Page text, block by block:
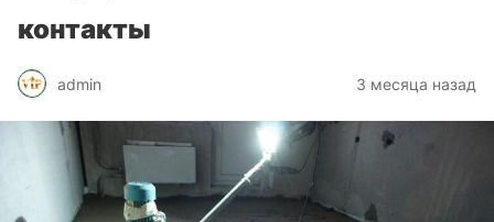
контакты
admin 3 месяца назад